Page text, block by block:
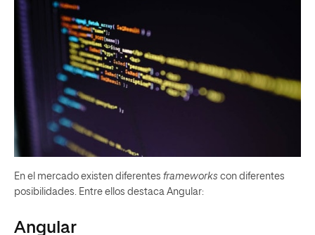
En el mercado existen diferentes frameworks con diferentes
posibilidades. Entre ellos destaca Angular:
Angular